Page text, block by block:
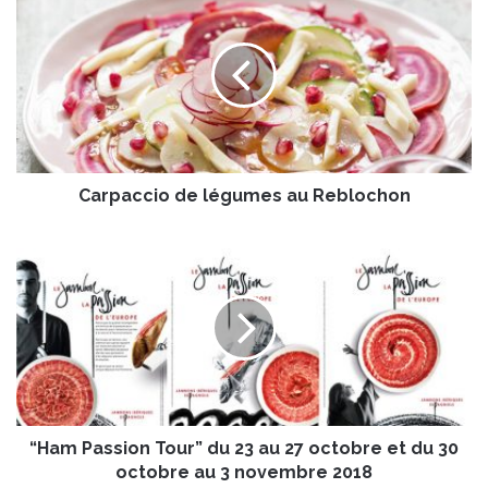
c
o
é
g
u
m
e
s
a
u
Carpaccio de légumes au Reblochon
H
a
m
P
a
s
s
i
“Ham Passion Tour” du 23 au 27 octobre et du 30
octobre au 3 novembre 2018